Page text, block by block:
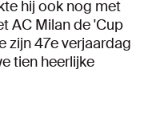
hij ook nog met
AC Milan de 'Cup
zijn 47e verjaardag
tien heerlijke